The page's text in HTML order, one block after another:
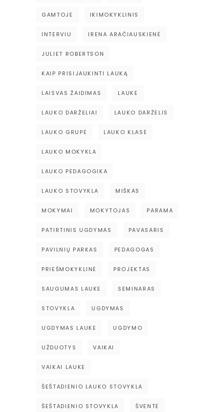
GAMTOJE IKIMOKYKLINIS
INTERVIU IRENA ARAČIAUSKIENĖ
JULIET ROBERTSON
KAIP PRISIJAUKINTI LAUKĄ
LAISVAS ŽAIDIMAS LAUKE
LAUKO DARŽELIAI LAUKO DARŽELIS
LAUKO GRUPĖ LAUKO KLASĖ
LAUKO MOKYKLA
LAUKO PEDAGOGIKA
LAUKO STOVYKLA MIŠKAS
MOKYMAI MOKYTOJAS PARAMA
PATIRTINIS UGDYMAS PAVASARIS
PAVILNIŲ PARKAS PEDAGOGAS
PRIEŠMOKYKLINĖ PROJEKTAS
SAUGUMAS LAUKE SEMINARAS
STOVYKLA UGDYMAS
UGDYMAS LAUKE UGDYMO
UŽDUOTYS VAIKAI
VAIKAI LAUKE
ŠEŠTADIENIO LAUKO STOVYKLA
ŠEŠTADIENIO STOVYKLA ŠVENTĖ